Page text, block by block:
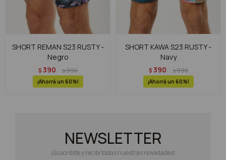
SHORT REMAN S23 RUSTY -
Negro
$ 390 $990
60
SHORT KAWA S23 RUSTY -
Navy
$ 390 $990
60
NEWSLETTER
¡Suscribite y recibí todas nuestras novedades!